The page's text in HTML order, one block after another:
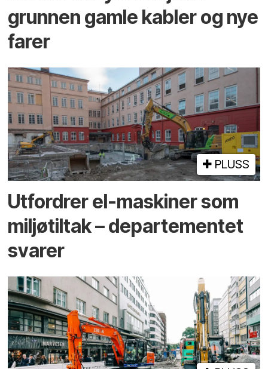
grunnen gamle kabler og nye
farer
PLUSS
Utfordrer el-maskiner som
miljøtiltak – departementet
svarer